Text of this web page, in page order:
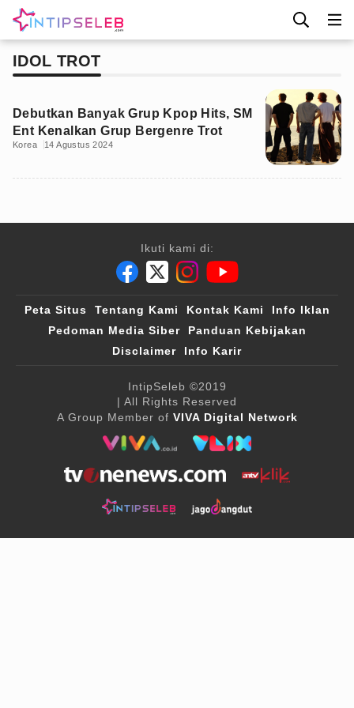
IDOL TROT
Debutkan Banyak Grup Kpop Hits, SM
Ent Kenalkan Grup Bergenre Trot
Korea 14 Agustus 2024
Ikuti kami di:
Peta Situs Tentang Kami Kontak Kami
Info Iklan
Pedoman Media Siber
Panduan Kebijakan
Disclaimer
Info Karir
IntipSeleb ©2019
| All Rights Reserved
A Group Member of VIVA Digital Network